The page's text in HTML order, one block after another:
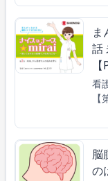
ま
話
看
脳
の